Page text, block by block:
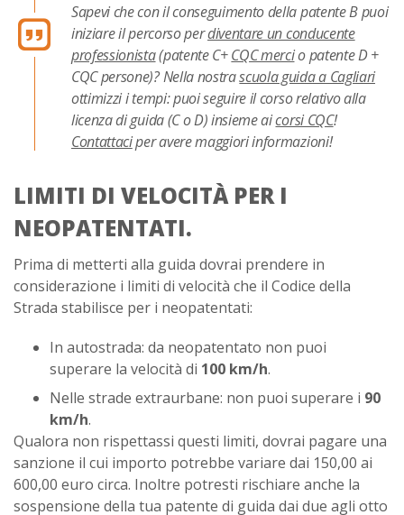
Sapevi che con il conseguimento della patente B puoi
iniziare il percorso perdiventare un conducente
professionista(patente C+CQC mercio patente D +
CQC persone)? Nella nostrascuola guida a Cagliari
ottimizzi i tempi: puoi seguire il corso relativo alla
licenza di guida (C o D) insieme aicorsi CQC!
Contattaciper avere maggiori informazioni!
LIMITI DI VELOCITÀ PER I
NEOPATENTATI.
Prima di metterti alla guida dovrai prendere in
considerazione i limiti di velocità che il Codice della
Strada stabilisce per i neopatentati:
In autostrada: da neopatentato non puoi
superare la velocità di 100 km/h.
Nelle strade extraurbane: non puoi superare i 90
km/h.
Qualora non rispettassi questi limiti, dovrai pagare una
sanzione il cui importo potrebbe variare dai 150,00 ai
600,00 euro circa. Inoltre potresti rischiare anche la
sospensione della tua patente di guida dai due agli otto